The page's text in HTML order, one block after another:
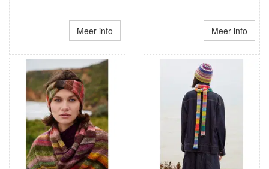
Meer info Meer info